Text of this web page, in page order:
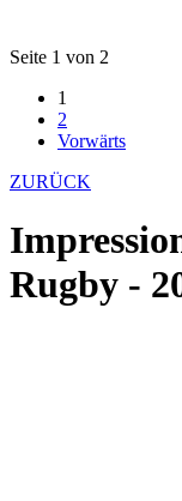
Seite 1 von 2
1
2
Vorwärts
ZURÜCK
Rugby -